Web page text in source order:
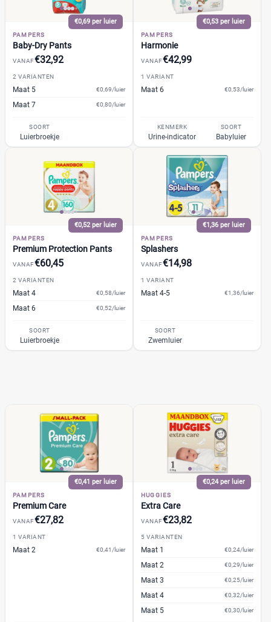
GhaZoo
(0)
Kruidvat
Libero
Lillydoo
Lupilu (0)
Magics
Mamia
Muumi (0)
Pura
Rascal + Friends
SweetCare
(0)
Tidoo
Toujours
Trekpleister
Wiona (0)
Prijs
€
Soort
Babyluier
Luierbroekje
Nachtluier
(1)
Gewicht kind
Verpakking
Voorraadbox
0
1
13+ (1)
€0,69 per luier
PAMPERS
Baby-Dry Pants
VANAF€32,92
2 VARIANTEN
Maat 5 €0,69/luier
Maat 7 €0,80/luier
SOORT
Luierbroekje
€0,53 per luier
PAMPERS
Harmonie
VANAF€42,99
1 VARIANT
Maat 6 €0,53/luier
KENMERK
Urine-indicator
SOORT
Babyluier
€0,52 per luier
PAMPERS
Premium Protection Pants
VANAF€60,45
2 VARIANTEN
Maat 4 €0,58/luier
Maat 6 €0,52/luier
SOORT
Luierbroekje
€1,36 per luier
PAMPERS
Splashers
VANAF€14,98
1 VARIANT
Maat 4-5 €1,36/luier
SOORT
Zwemluier
€0,41 per luier
PAMPERS
Premium Care
VANAF€27,82
1 VARIANT
Maat 2 €0,41/luier
€0,24 per luier
HUGGIES
Extra Care
VANAF€23,82
5 VARIANTEN
Maat 1 €0,24/luier
Maat 2 €0,29/luier
Maat 3 €0,25/luier
Maat 4 €0,32/luier
Maat 5 €0,30/luier